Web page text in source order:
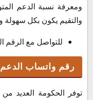
ومعرفة نسبة الدعم
والتقيم يكون بكل
للتواصل مع الرقم الموحد :
رقم واتساب
توفر الحكومة العديد